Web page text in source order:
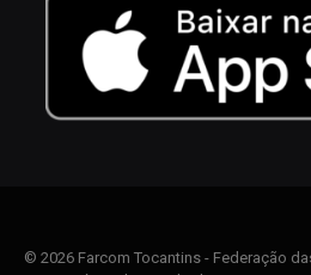
© 2026 Farcom Tocantins - Federação